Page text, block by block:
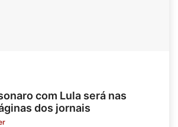
com Lula será nas
dos jornais